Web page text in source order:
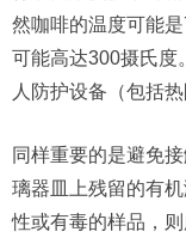
然咖啡的温度可能
可能高达300摄氏度
人防护设备（包括
同样重要的是避免
璃器皿上残留的有
性或有毒的样品，